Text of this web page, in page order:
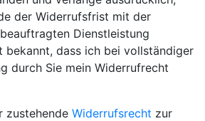
der Widerrufsfrist mit der
Dienstleistung
bekannt, dass ich bei vollständiger
durch Sie mein Widerrufrecht
zustehende Widerrufsrecht zur